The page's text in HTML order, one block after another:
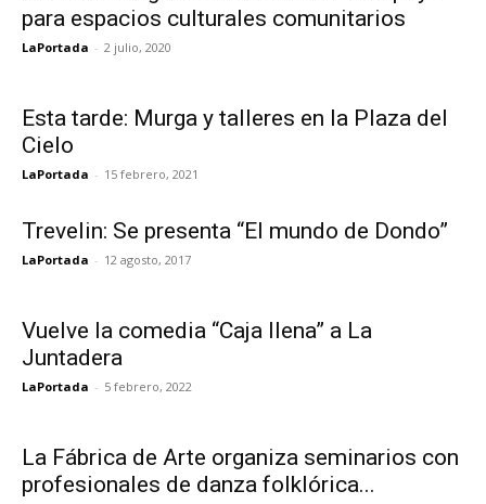
para espacios culturales comunitarios
LaPortada - 2 julio, 2020
Esta tarde: Murga y talleres en la Plaza del
Cielo
LaPortada - 15 febrero, 2021
Trevelin: Se presenta “El mundo de Dondo”
LaPortada - 12 agosto, 2017
Vuelve la comedia “Caja llena” a La
Juntadera
LaPortada - 5 febrero, 2022
La Fábrica de Arte organiza seminarios con
profesionales de danza folklórica...